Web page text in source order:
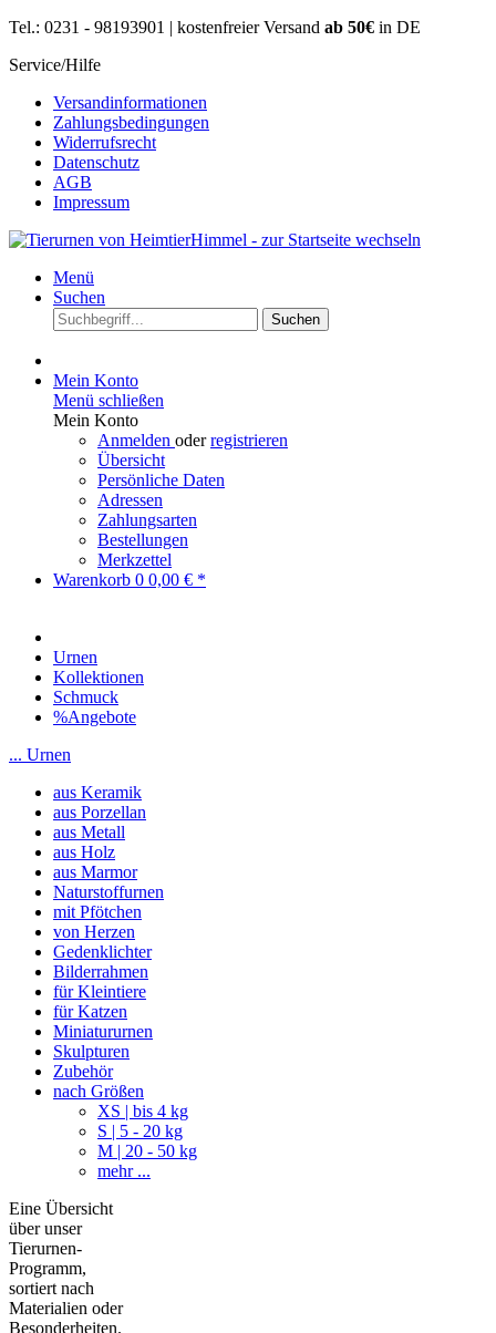
Tel.: 0231 - 98193901 | kostenfreier Versand ab 50€ in DE
Service/Hilfe
Versandinformationen
Zahlungsbedingungen
Widerrufsrecht
Datenschutz
AGB
Impressum
Menü
Suchen
Suchen
Mein Konto
Menü schließen
Mein Konto
Anmelden oderregistrieren
Übersicht
Persönliche Daten
Adressen
Zahlungsarten
Bestellungen
Merkzettel
Warenkorb 0 0,00 € *
Urnen
Kollektionen
Schmuck
%Angebote
... Urnen
aus Keramik
aus Porzellan
aus Metall
aus Holz
aus Marmor
Naturstoffurnen
mit Pfötchen
von Herzen
Gedenklichter
Bilderrahmen
für Kleintiere
für Katzen
Miniatururnen
Skulpturen
Zubehör
nach Größen
XS | bis 4 kg
S | 5 - 20 kg
M | 20 - 50 kg
mehr ...
Eine Übersicht
über unser
Tierurnen-
Programm,
sortiert nach
Materialien oder
Besonderheiten.